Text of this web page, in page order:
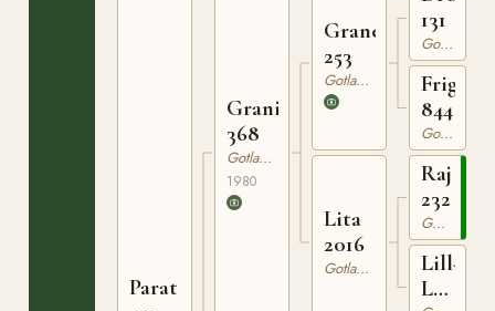
Parat
Granit
368
Gotlandsruss
1980
Grane
253
Gotlandsruss
Lita
2016
Gotlandsruss
131
Gotlandsruss
Frigga
844
Gotlandsruss
Rajman
232
Gotlandsruss
Lill-
Lotta